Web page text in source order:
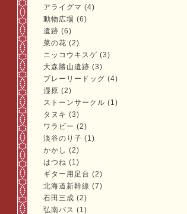
アライグマ (4)
動物広場 (6)
遺跡 (6)
菜の花 (2)
ニッコウキスゲ (3)
大森勝山遺跡 (3)
プレーリードッグ (4)
湿原 (2)
ストーンサークル (1)
タヌキ (3)
ワラビー (2)
淡谷のり子 (1)
かかし (2)
はつね (1)
ギター用足台 (2)
北海道新幹線 (7)
石田三成 (2)
弘南バス (1)